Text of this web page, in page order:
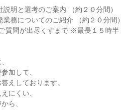
明と選考のご案内 （約２０分間）
務についてのご紹介 （約２０分間）
質問が出尽くすまで ※最長１５時半
加して、
えしております。
にくい、
ら、